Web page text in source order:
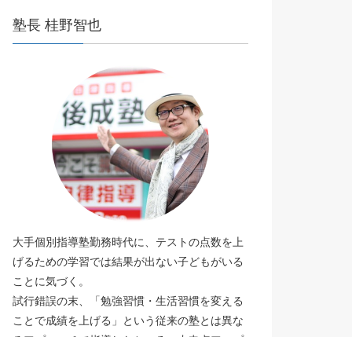
塾長 桂野智也
大手個別指導塾勤務時代に、テストの点数を上
げるための学習では結果が出ない子どもがいる
ことに気づく。
試行錯誤の末、「勉強習慣・生活習慣を変える
ことで成績を上げる」という従来の塾とは異な